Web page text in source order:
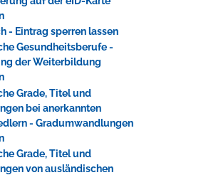
- Eintrag sperren lassen
Gesundheitsberufe -
der Weiterbildung
Grade, Titel und
bei anerkannten
- Gradumwandlungen
Grade, Titel und
von ausländischen